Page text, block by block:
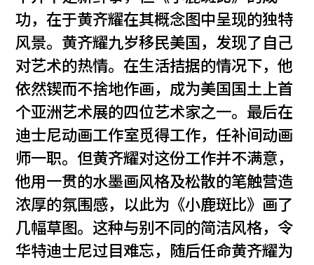
功，在于黄齐耀在其概念图中呈现的独特
风景。黄齐耀九岁移民美国，发现了自己
对艺术的热情。在生活拮据的情况下，他
依然锲而不捨地作画，成为美国国土上首
个亚洲艺术展的四位艺术家之一。最后在
迪士尼动画工作室觅得工作，任补间动画
师一职。但黄齐耀对这份工作并不满意，
他用一贯的水墨画风格及松散的笔触营造
浓厚的氛围感，以此为《小鹿斑比》画了
几幅草图。这种与别不同的简洁风格，令
华特迪士尼过目难忘，随后任命黄齐耀为